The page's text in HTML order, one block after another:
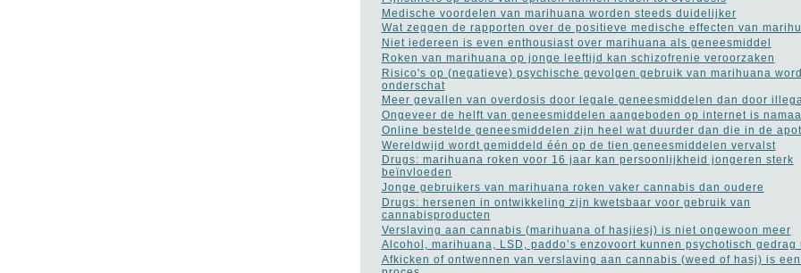
Medische voordelen van marihuana worden steeds duidelijker
Wat zeggen de rapporten over de positieve medische effecten van
Niet iedereen is even enthousiast over marihuana als geneesmiddel
Roken van marihuana op jonge leeftijd kan schizofrenie veroorzaken
Risico's op (negatieve) psychische gevolgen gebruik van marihuana
onderschat
Meer gevallen van overdosis door legale geneesmiddelen dan door
Ongeveer de helft van geneesmiddelen aangeboden op internet is
Online bestelde geneesmiddelen zijn heel wat duurder dan die in de
Wereldwijd wordt gemiddeld één op de tien geneesmiddelen vervalst
Drugs: marihuana roken voor 16 jaar kan persoonlijkheid jongeren sterk
beïnvloeden
Jonge gebruikers van marihuana roken vaker cannabis dan oudere
Drugs: hersenen in ontwikkeling zijn kwetsbaar voor gebruik van
cannabisproducten
Verslaving aan cannabis (marihuana of hasjiesj) is niet ongewoon meer
Alcohol, marihuana, LSD, paddo’s enzovoort kunnen psychotisch gedrag
Afkicken of ontwennen van verslaving aan cannabis (weed of hasj) is